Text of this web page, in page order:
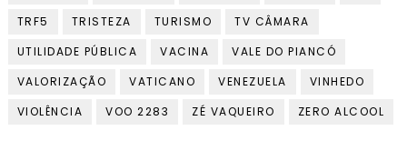
TRF5
TRISTEZA TURISMO
TV CÂMARA
UTILIDADE PÚBLICA
VACINA
VALE DO PIANCÓ
VALORIZAÇÃO
VATICANO VENEZUELA
VINHEDO
VIOLÊNCIA
VOO 2283 ZÉ VAQUEIRO ZERO ALCOOL